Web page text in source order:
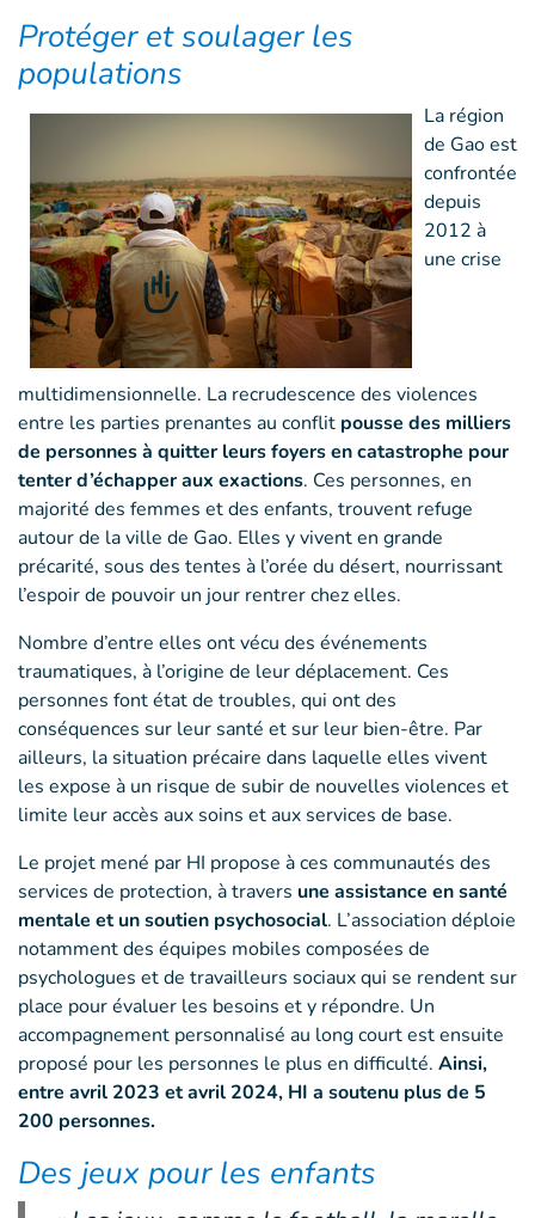
Protéger et soulager les
populations
La région
de Gao est
confrontée
depuis
2012 à
une crise
multidimensionnelle. La recrudescence des violences
entre les parties prenantes au conflit pousse des milliers
de personnes à quitter leurs foyers en catastrophe pour
tenter d’échapper aux exactions. Ces personnes, en
majorité des femmes et des enfants, trouvent refuge
autour de la ville de Gao. Elles y vivent en grande
précarité, sous des tentes à l’orée du désert, nourrissant
l’espoir de pouvoir un jour rentrer chez elles.
Nombre d’entre elles ont vécu des événements
traumatiques, à l’origine de leur déplacement. Ces
personnes font état de troubles, qui ont des
conséquences sur leur santé et sur leur bien-être. Par
ailleurs, la situation précaire dans laquelle elles vivent
les expose à un risque de subir de nouvelles violences et
limite leur accès aux soins et aux services de base.
Le projet mené par HI propose à ces communautés des
services de protection, à travers une assistance en santé
mentale et un soutien psychosocial. L’association déploie
notamment des équipes mobiles composées de
psychologues et de travailleurs sociaux qui se rendent sur
place pour évaluer les besoins et y répondre. Un
accompagnement personnalisé au long court est ensuite
proposé pour les personnes le plus en difficulté. Ainsi,
entre avril 2023 et avril 2024, HI a soutenu plus de 5
200 personnes.
Des jeux pour les enfants